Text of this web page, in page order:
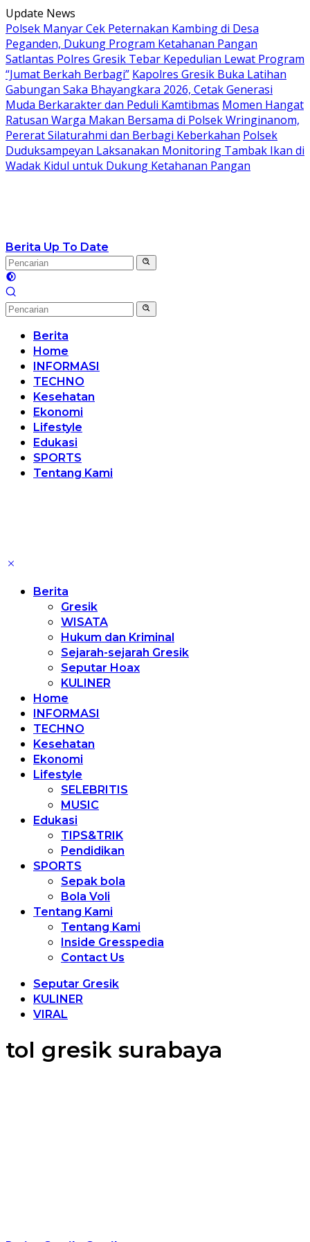
Langsung
ke
konten
Update News
Polsek Manyar Cek Peternakan Kambing di Desa
Peganden, Dukung Program Ketahanan Pangan
Satlantas Polres Gresik Tebar Kepedulian Lewat Program
“Jumat Berkah Berbagi” Kapolres Gresik Buka Latihan
Gabungan Saka Bhayangkara 2026, Cetak Generasi
Muda Berkarakter dan Peduli Kamtibmas Momen Hangat
Ratusan Warga Makan Bersama di Polsek Wringinanom,
Pererat Silaturahmi dan Berbagi Keberkahan Polsek
Duduksampeyan Laksanakan Monitoring Tambak Ikan di
Wadak Kidul untuk Dukung Ketahanan Pangan
Berita Up To Date
Berita
Home
INFORMASI
TECHNO
Kesehatan
Ekonomi
Lifestyle
Edukasi
SPORTS
Tentang Kami
Berita
Gresik
WISATA
Hukum dan Kriminal
Sejarah-sejarah Gresik
Seputar Hoax
KULINER
Home
INFORMASI
TECHNO
Kesehatan
Ekonomi
Lifestyle
SELEBRITIS
MUSIC
Edukasi
TIPS&TRIK
Pendidikan
SPORTS
Sepak bola
Bola Voli
Tentang Kami
Tentang Kami
Inside Gresspedia
Contact Us
Seputar Gresik
KULINER
VIRAL
tol gresik surabaya